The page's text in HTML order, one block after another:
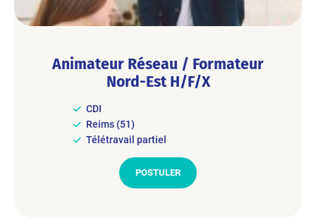
Animateur Réseau / Formateur
Nord-Est H/F/X
CDI
Reims (51)
Télétravail partiel
POSTULER